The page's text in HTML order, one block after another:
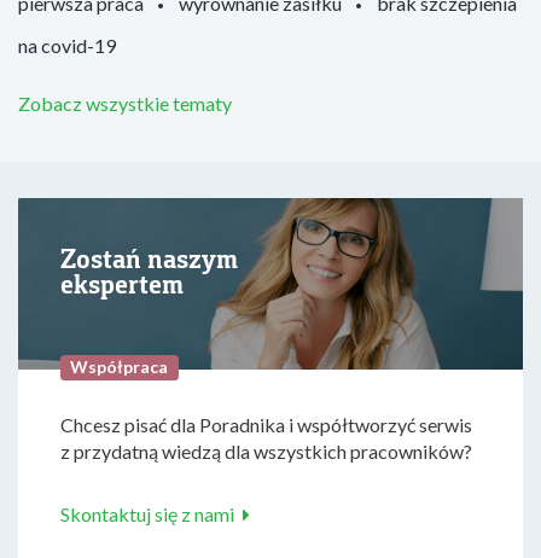
na covid-19
Zobacz wszystkie tematy
Zostań naszym
ekspertem
Współpraca
Chcesz pisać dla Poradnika i współtworzyć serwis
z przydatną wiedzą dla wszystkich pracowników?
Skontaktuj się z nami